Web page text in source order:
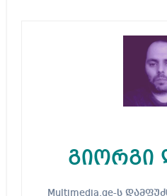
გიორგი
Multimedia.ge-ს დამფუძნებელი და მთავარი